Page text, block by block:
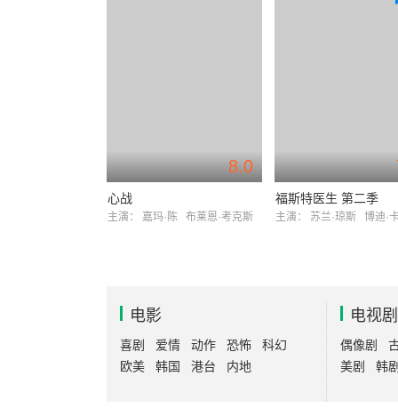
8.0
心战
主演： 嘉玛·陈 布莱恩·考克斯
福斯特医生 第二季
主演： 苏兰·琼斯 博迪·
电影
喜剧 爱情 动作 恐怖
科幻
欧美
韩国 港台 内地
电视剧
偶像剧
美剧
韩